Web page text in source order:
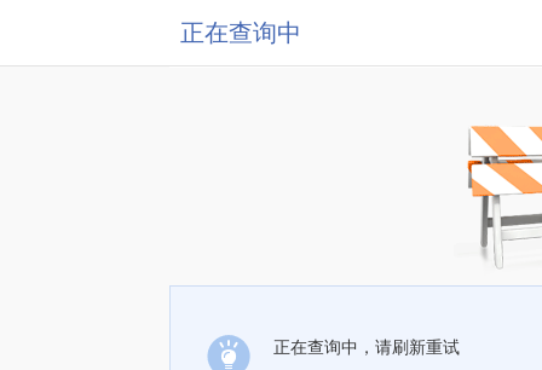
正在查询中
正在查询中，请刷新重试